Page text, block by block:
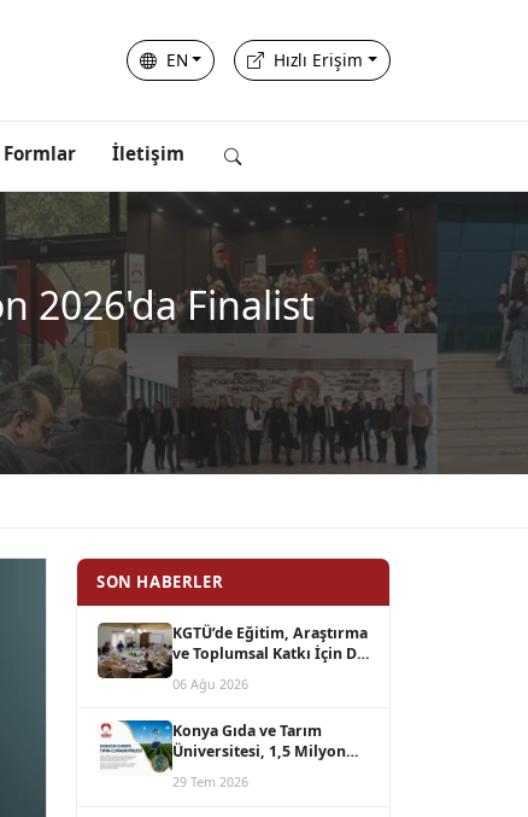
EN Hızlı Erişim
Formlar İletişim
2026'da Finalist
SON HABERLER
KGTÜ’de Eğitim, Araştırma
ve Toplumsal Katkı İçin Dış
Paydaş Buluşması
06 Ağu 2026
Konya Gıda ve Tarım
Üniversitesi, 1,5 Milyon
Europe TWIN-CLIMAGRI
29 Tem 2026